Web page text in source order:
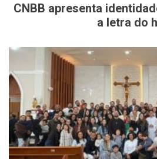
CNBB apresenta
a letra do